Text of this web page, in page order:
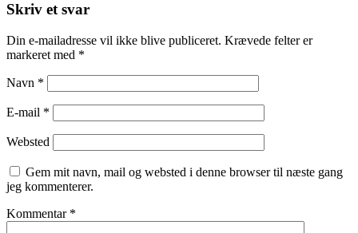
Skriv et svar
Din e-mailadresse vil ikke blive publiceret. Krævede felter er
markeret med *
Navn *
E-mail *
Websted
Gem mit navn, mail og websted i denne browser til næste gang
jeg kommenterer.
Kommentar *